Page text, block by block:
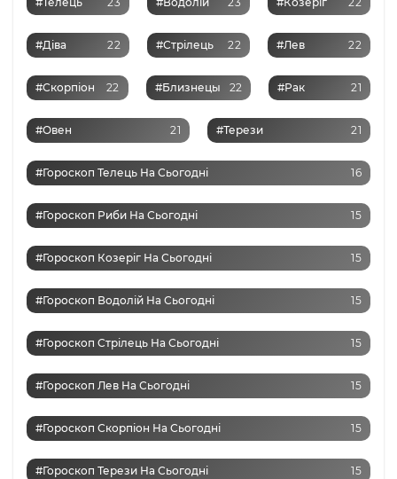
#Діва 22 #Стрілець 22 #Лев 22
#Скорпіон 22 #Близнецы 22 #Рак 21
#Овен 21 #Терези 21
#Гороскоп Телець На Сьогодні 16
#Гороскоп Риби На Сьогодні 15
#Гороскоп Козеріг На Сьогодні 15
#Гороскоп Водолій На Сьогодні 15
#Гороскоп Стрілець На Сьогодні 15
#Гороскоп Лев На Сьогодні 15
#Гороскоп Скорпіон На Сьогодні 15
#Гороскоп Терези На Сьогодні 15